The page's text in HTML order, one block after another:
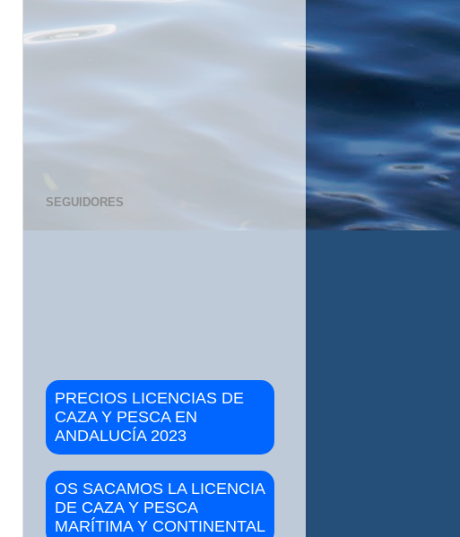
SEGUIDORES
PRECIOS LICENCIAS DE
CAZA Y PESCA EN
ANDALUCÍA 2023
OS SACAMOS LA LICENCIA
DE CAZA Y PESCA
MARÍTIMA Y CONTINENTAL